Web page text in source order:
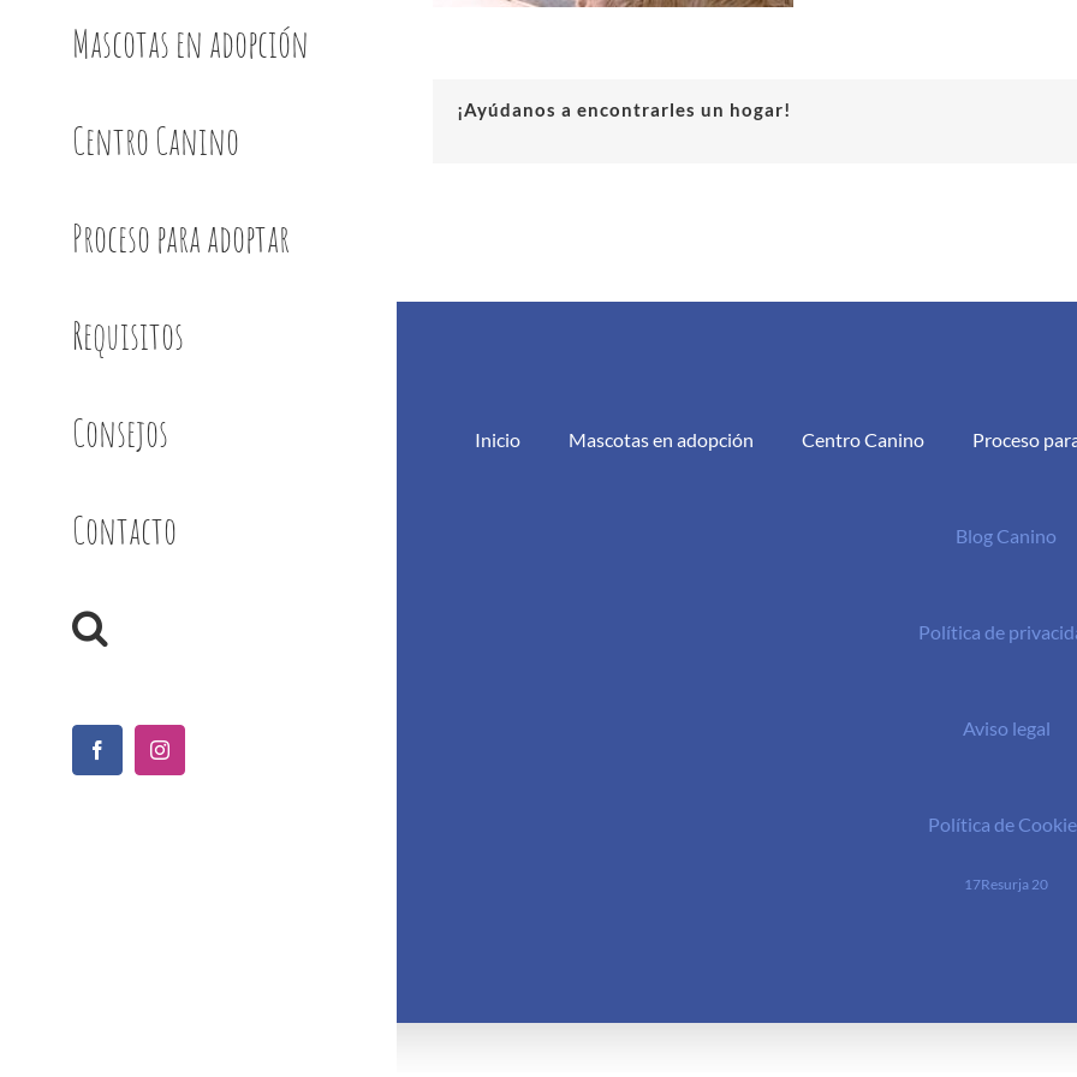
Mascotas en adopción
Centro Canino
Proceso para adoptar
Requisitos
Consejos
Contacto
FacebookInstagram
¡Ayúdanos a encontrarles un hogar!
Inicio Mascotas en adopción Centro Canino Proceso
Blog Canino
Política de
Aviso legal
Política de
17Resurja 20